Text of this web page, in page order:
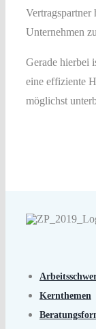
Vertragspartner
Unternehmen
Gerade hierbei
eine effiziente
möglichst
Kernthemen